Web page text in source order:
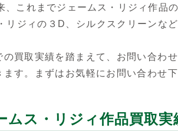
、これまでジェームス・リジィ作品
リジィの３D、シルクスクリーンな
買取実績を踏まえて、お問い合わ
す。まずはお気軽にお問い合わせ
ムス・リジィ作品買取実